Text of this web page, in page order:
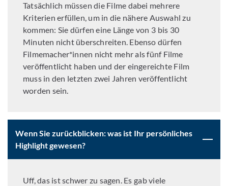
Tatsächlich müssen die Filme dabei mehrere
Kriterien erfüllen, um in die nähere Auswahl zu
kommen: Sie dürfen eine Länge von 3 bis 30
Minuten nicht überschreiten. Ebenso dürfen
Filmemacher*innen nicht mehr als fünf Filme
veröffentlicht haben und der eingereichte Film
muss in den letzten zwei Jahren veröffentlicht
worden sein.
Wenn Sie zurückblicken: was ist Ihr persönliches
Highlight gewesen?
Uff, das ist schwer zu sagen. Es gab viele